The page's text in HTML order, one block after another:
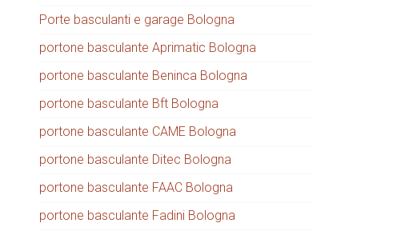
Porte basculanti e garage Bologna
portone basculante Aprimatic Bologna
portone basculante Beninca Bologna
portone basculante Bft Bologna
portone basculante CAME Bologna
portone basculante Ditec Bologna
portone basculante FAAC Bologna
portone basculante Fadini Bologna